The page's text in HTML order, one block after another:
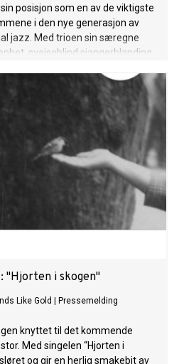
posisjon som en av de viktigste
i den nye generasjon av
jazz. Med trioen sin særegne
sveiseblind sjangerblanding
"Hjorten i skogen"
Like Gold Pressemelding
knyttet til det kommende
Med singelen “Hjorten i
og gir en herlig smakebit av